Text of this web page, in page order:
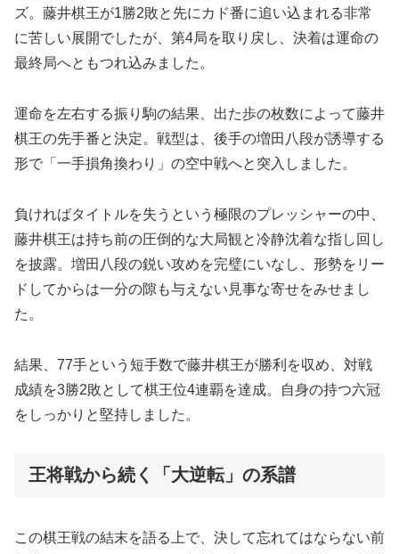
ズ。藤井棋王が1勝2敗と先にカド番に追い込まれる非常
に苦しい展開でしたが、第4局を取り戻し、決着は運命の
最終局へともつれ込みました。
運命を左右する振り駒の結果、出た歩の枚数によって藤井
棋王の先手番と決定。戦型は、後手の増田八段が誘導する
形で「一手損角換わり」の空中戦へと突入しました。
負ければタイトルを失うという極限のプレッシャーの中、
藤井棋王は持ち前の圧倒的な大局観と冷静沈着な指し回し
を披露。増田八段の鋭い攻めを完璧にいなし、形勢をリー
ドしてからは一分の隙も与えない見事な寄せをみせまし
た。
結果、77手という短手数で藤井棋王が勝利を収め、対戦
成績を3勝2敗として棋王位4連覇を達成。自身の持つ六冠
をしっかりと堅持しました。
王将戦から続く「大逆転」の系譜
この棋王戦の結末を語る上で、決して忘れてはならない前